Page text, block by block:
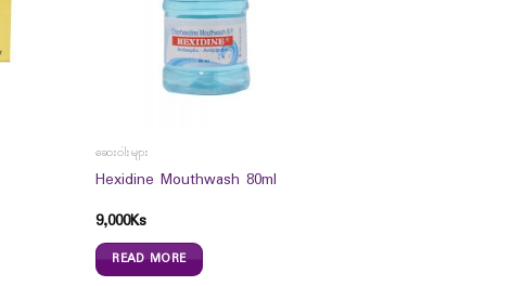
ဆေးဝါးများ
Hexidine Mouthwash 80ml
9,000Ks
READ MORE